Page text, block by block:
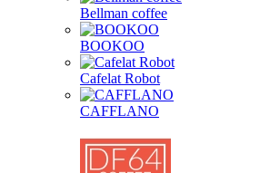
Bellman coffee
BOOKOO
Cafelat Robot
CAFFLANO